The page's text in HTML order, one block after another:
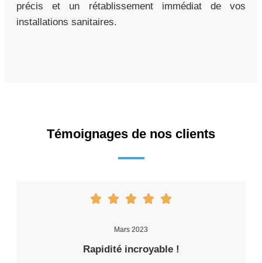
précis et un rétablissement immédiat de vos
installations sanitaires.
Témoignages de nos clients
Mars 2023
Rapidité incroyable !